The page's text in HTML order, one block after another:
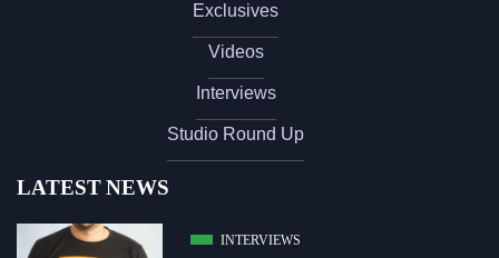
Exclusives
Videos
Interviews
Studio Round Up
LATEST NEWS
INTERVIEWS